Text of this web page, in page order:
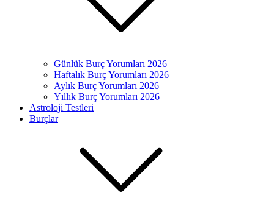
Günlük Burç Yorumları 2026
Haftalık Burç Yorumları 2026
Aylık Burç Yorumları 2026
Yıllık Burç Yorumları 2026
Astroloji Testleri
Burçlar